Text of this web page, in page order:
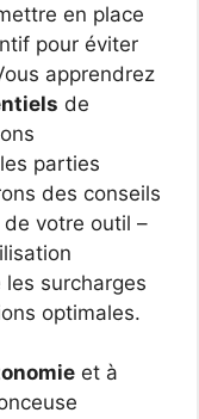
en place
pour éviter
apprendrez
de
parties
des conseils
de votre outil –
surcharges
optimales.
et à